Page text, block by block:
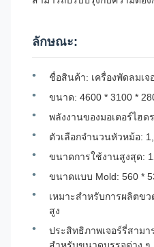
ลักษณะ:
ชื่อสินค้า: เครื่องพัดลมเจ
ขนาด: 4600 * 3100 *
พลังงานของมอเตอร์ไฮด
ตัวเลือกจํานวนหัวหม้อ:
ขนาดการใช้งานสูงสุด:
ขนาดแบบ Mold: 560 *
เหมาะสําหรับการผลิตข
สูง
ประสิทธิภาพเจอร์รี่สามา